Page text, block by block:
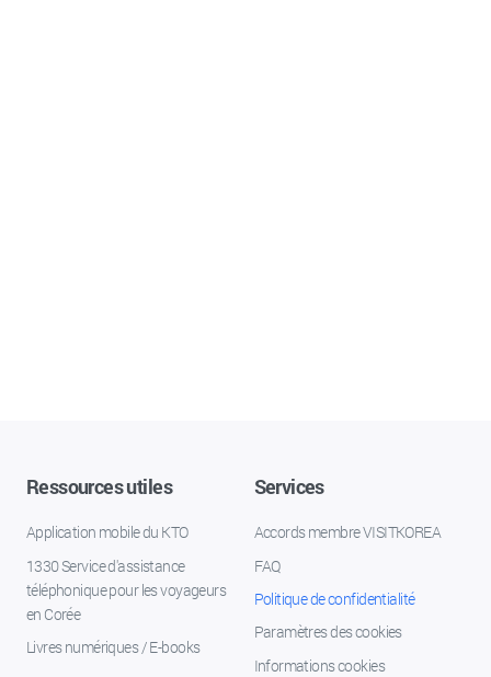
Ressources utiles
Application mobile du KTO
1330 Service d'assistance
téléphonique pour les voyageurs
en Corée
Livres numériques / E-books
Services
Accords membre VISITKOREA
FAQ
Politique de confidentialité
Paramètres des cookies
Informations cookies